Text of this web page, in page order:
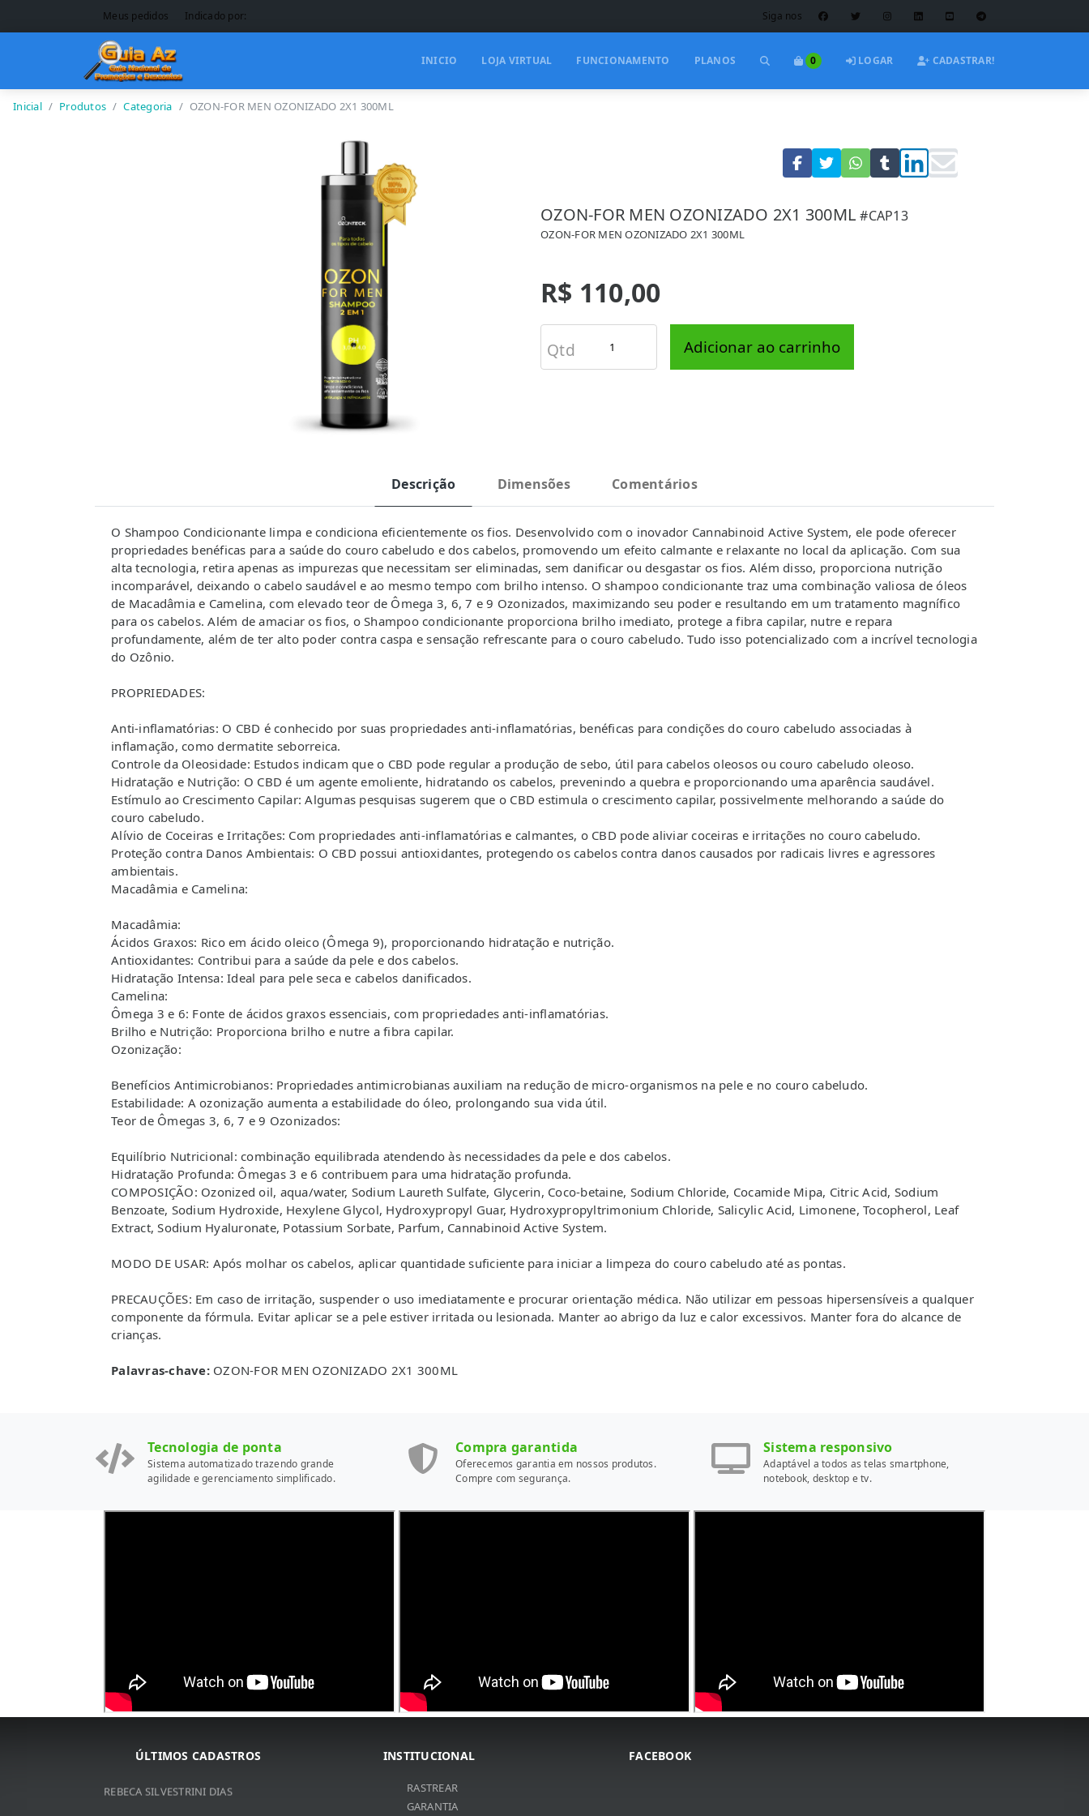
Meus pedidos Indicado por: Siga nos
INICIO LOJA VIRTUAL FUNCIONAMENTO PLANOS 0 LOGAR CADASTRAR!
Inicial Produtos Categoria OZON-FOR MEN OZONIZADO 2X1 300ML
OZON-FOR MEN OZONIZADO 2X1 300ML #CAP13
OZON-FOR MEN OZONIZADO 2X1 300ML
R$ 110,00
Qtd Adicionar ao carrinho
Descrição Dimensões Comentários
O Shampoo Condicionante limpa e condiciona eficientemente os fios. Desenvolvido com o inovador Cannabinoid Active System, ele pode oferecer
propriedades benéficas para a saúde do couro cabeludo e dos cabelos, promovendo um efeito calmante e relaxante no local da aplicação. Com sua
alta tecnologia, retira apenas as impurezas que necessitam ser eliminadas, sem danificar ou desgastar os fios. Além disso, proporciona nutrição
incomparável, deixando o cabelo saudável e ao mesmo tempo com brilho intenso. O shampoo condicionante traz uma combinação valiosa de óleos
de Macadâmia e Camelina, com elevado teor de Ômega 3, 6, 7 e 9 Ozonizados, maximizando seu poder e resultando em um tratamento magnífico
para os cabelos. Além de amaciar os fios, o Shampoo condicionante proporciona brilho imediato, protege a fibra capilar, nutre e repara
profundamente, além de ter alto poder contra caspa e sensação refrescante para o couro cabeludo. Tudo isso potencializado com a incrível tecnologia
do Ozônio.
PROPRIEDADES:
Anti-inflamatórias: O CBD é conhecido por suas propriedades anti-inflamatórias, benéficas para condições do couro cabeludo associadas à
inflamação, como dermatite seborreica.
Controle da Oleosidade: Estudos indicam que o CBD pode regular a produção de sebo, útil para cabelos oleosos ou couro cabeludo oleoso.
Hidratação e Nutrição: O CBD é um agente emoliente, hidratando os cabelos, prevenindo a quebra e proporcionando uma aparência saudável.
Estímulo ao Crescimento Capilar: Algumas pesquisas sugerem que o CBD estimula o crescimento capilar, possivelmente melhorando a saúde do
couro cabeludo.
Alívio de Coceiras e Irritações: Com propriedades anti-inflamatórias e calmantes, o CBD pode aliviar coceiras e irritações no couro cabeludo.
Proteção contra Danos Ambientais: O CBD possui antioxidantes, protegendo os cabelos contra danos causados por radicais livres e agressores
ambientais.
Macadâmia e Camelina:
Macadâmia:
Ácidos Graxos: Rico em ácido oleico (Ômega 9), proporcionando hidratação e nutrição.
Antioxidantes: Contribui para a saúde da pele e dos cabelos.
Hidratação Intensa: Ideal para pele seca e cabelos danificados.
Camelina:
Ômega 3 e 6: Fonte de ácidos graxos essenciais, com propriedades anti-inflamatórias.
Brilho e Nutrição: Proporciona brilho e nutre a fibra capilar.
Ozonização:
Benefícios Antimicrobianos: Propriedades antimicrobianas auxiliam na redução de micro-organismos na pele e no couro cabeludo.
Estabilidade: A ozonização aumenta a estabilidade do óleo, prolongando sua vida útil.
Teor de Ômegas 3, 6, 7 e 9 Ozonizados:
Equilíbrio Nutricional: combinação equilibrada atendendo às necessidades da pele e dos cabelos.
Hidratação Profunda: Ômegas 3 e 6 contribuem para uma hidratação profunda.
COMPOSIÇÃO: Ozonized oil, aqua/water, Sodium Laureth Sulfate, Glycerin, Coco-betaine, Sodium Chloride, Cocamide Mipa, Citric Acid, Sodium
Benzoate, Sodium Hydroxide, Hexylene Glycol, Hydroxypropyl Guar, Hydroxypropyltrimonium Chloride, Salicylic Acid, Limonene, Tocopherol, Leaf
Extract, Sodium Hyaluronate, Potassium Sorbate, Parfum, Cannabinoid Active System.
MODO DE USAR: Após molhar os cabelos, aplicar quantidade suficiente para iniciar a limpeza do couro cabeludo até as pontas.
PRECAUÇÕES: Em caso de irritação, suspender o uso imediatamente e procurar orientação médica. Não utilizar em pessoas hipersensíveis a qualquer
componente da fórmula. Evitar aplicar se a pele estiver irritada ou lesionada. Manter ao abrigo da luz e calor excessivos. Manter fora do alcance de
crianças.
Palavras-chave:OZON-FOR MEN OZONIZADO 2X1 300ML
Tecnologia de ponta
Sistema automatizado trazendo grande
agilidade e gerenciamento simplificado.
Compra garantida
Oferecemos garantia em nossos produtos.
Compre com segurança.
Sistema responsivo
Adaptável a todos as telas smartphone,
notebook, desktop e tv.
ÚLTIMOS CADASTROS
ARNALDO JOSé DA COSTA
VITOR DO VALLE SOUZA
INSTITUCIONAL
RASTREAR
GARANTIA
FACEBOOK